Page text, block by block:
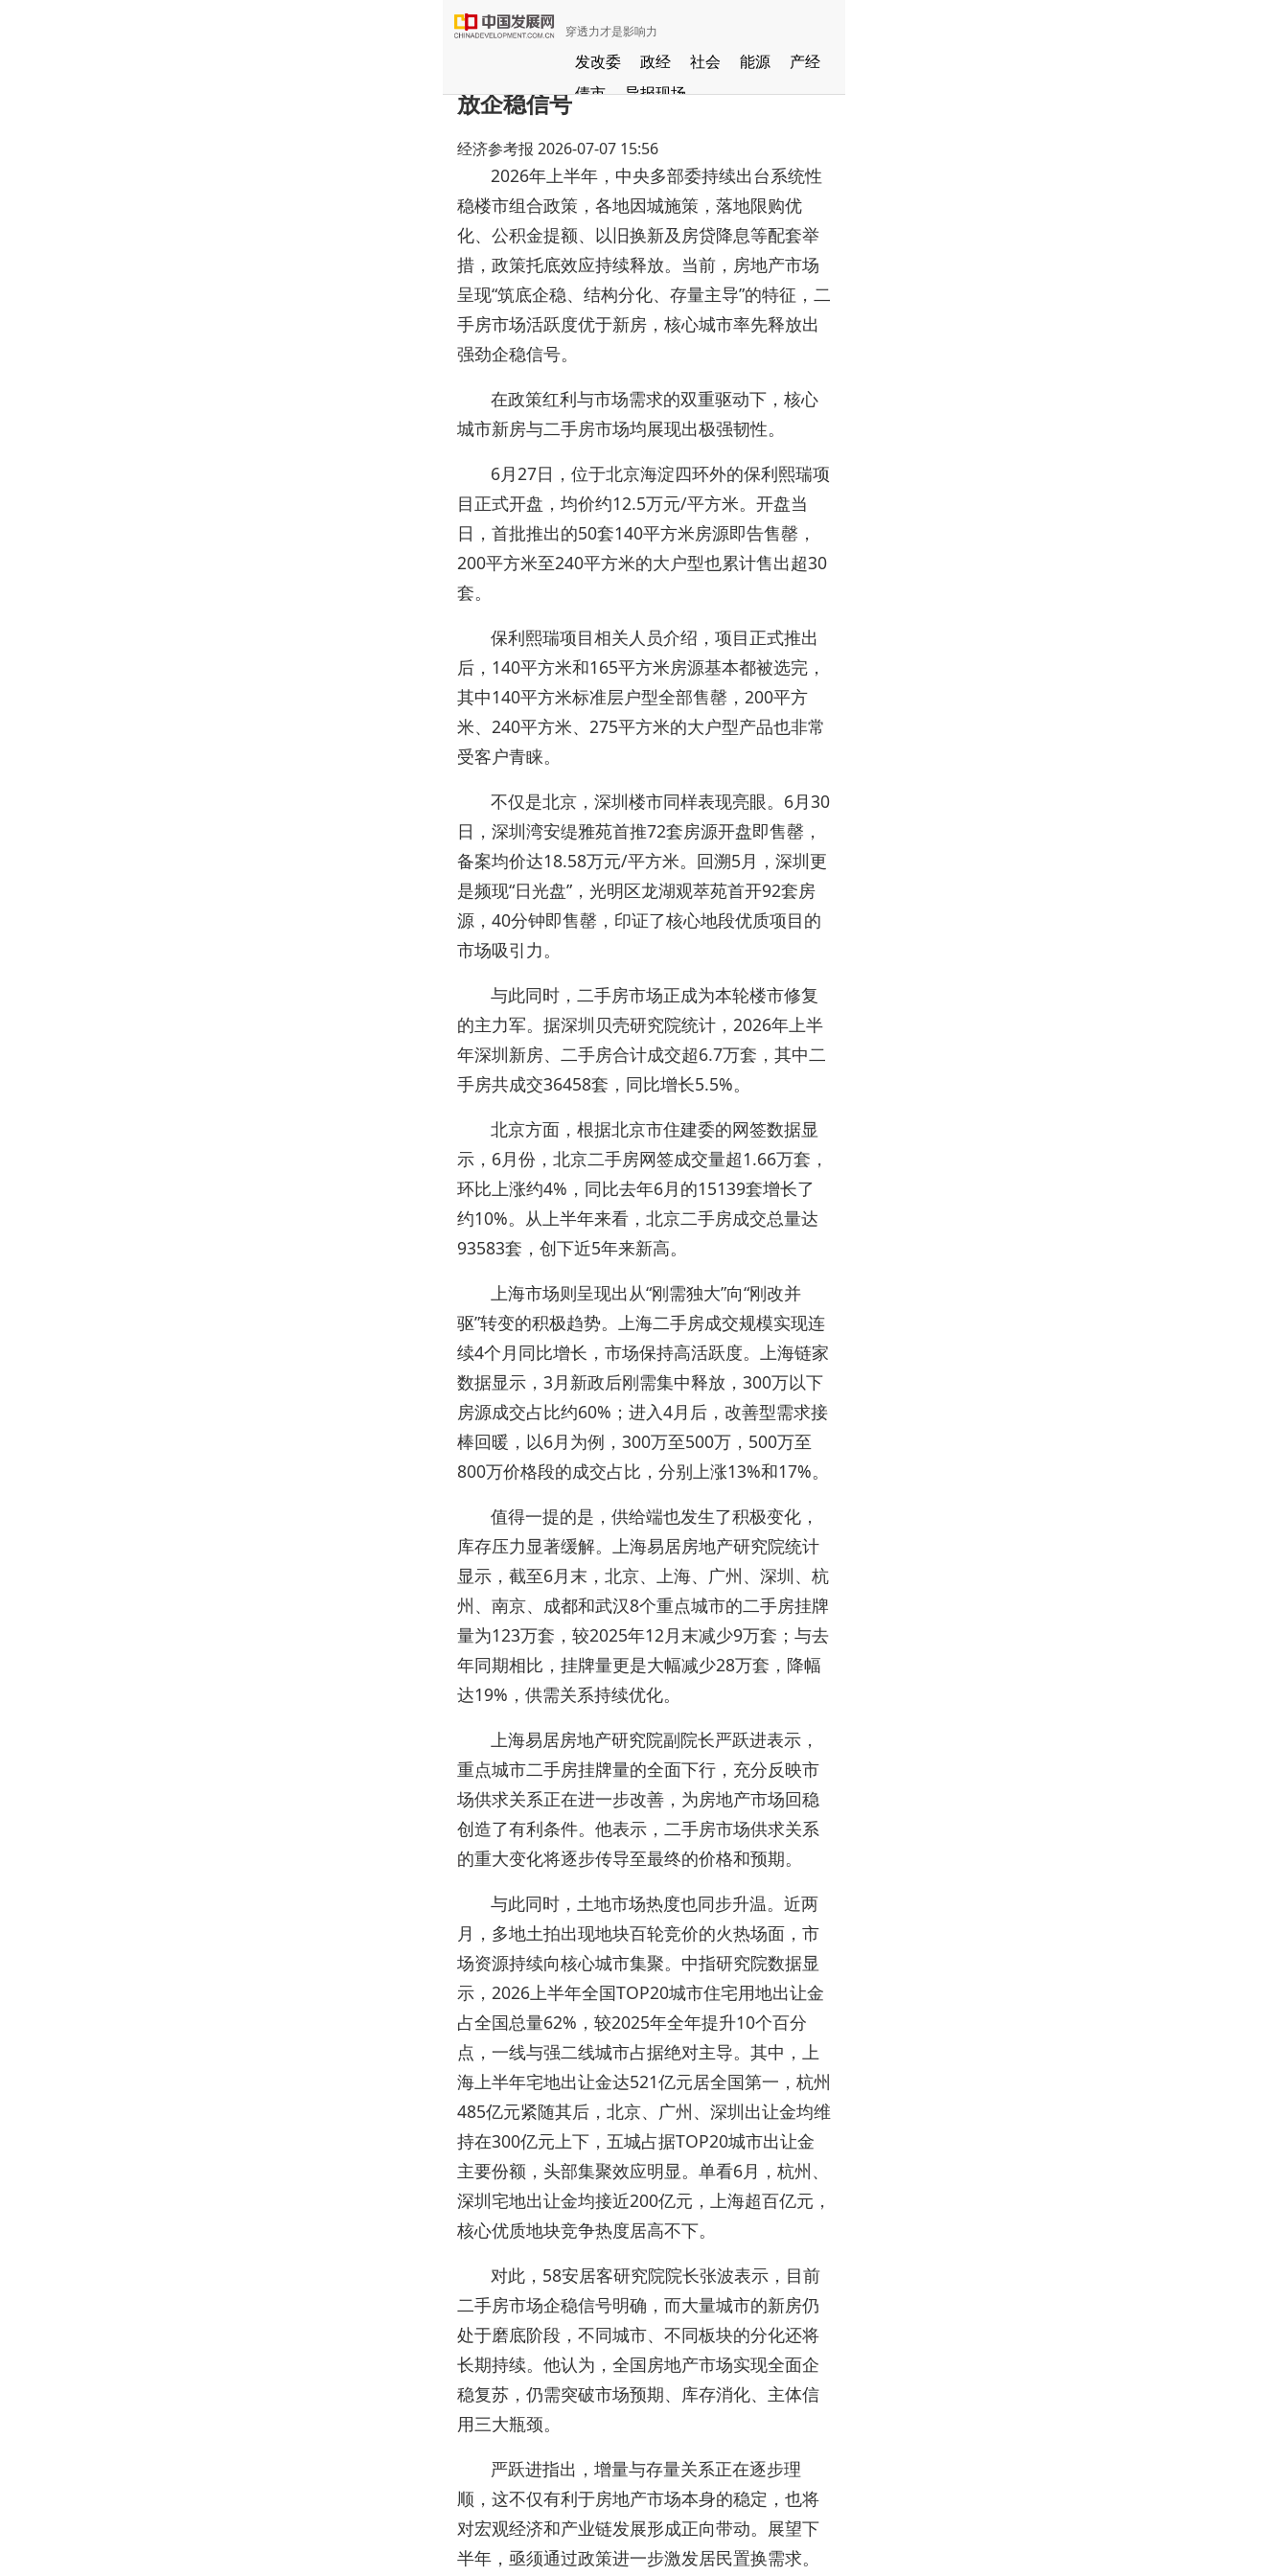
穿透力才是影响力
发改委 政经 社会 能源
产经
债市
导报现场
长江经济带
品牌
发展导航
京津冀协同发展
一带一路
G60
国家援疆
中部崛起
全国闲置资产信息共享平台
粤港澳大湾区
稳楼市政策托底显效 核心城市率先释
放企稳信号
经济参考报 2026-07-07 15:56
2026年上半年，中央多部委持续出台系统性
稳楼市组合政策，各地因城施策，落地限购优
化、公积金提额、以旧换新及房贷降息等配套举
措，政策托底效应持续释放。当前，房地产市场
呈现“筑底企稳、结构分化、存量主导”的特征，二
手房市场活跃度优于新房，核心城市率先释放出
强劲企稳信号。
在政策红利与市场需求的双重驱动下，核心
城市新房与二手房市场均展现出极强韧性。
6月27日，位于北京海淀四环外的保利熙瑞项
目正式开盘，均价约12.5万元/平方米。开盘当
日，首批推出的50套140平方米房源即告售罄，
200平方米至240平方米的大户型也累计售出超30
套。
保利熙瑞项目相关人员介绍，项目正式推出
后，140平方米和165平方米房源基本都被选完，
其中140平方米标准层户型全部售罄，200平方
米、240平方米、275平方米的大户型产品也非常
受客户青睐。
不仅是北京，深圳楼市同样表现亮眼。6月30
日，深圳湾安缇雅苑首推72套房源开盘即售罄，
备案均价达18.58万元/平方米。回溯5月，深圳更
是频现“日光盘”，光明区龙湖观萃苑首开92套房
源，40分钟即售罄，印证了核心地段优质项目的
市场吸引力。
与此同时，二手房市场正成为本轮楼市修复
的主力军。据深圳贝壳研究院统计，2026年上半
年深圳新房、二手房合计成交超6.7万套，其中二
手房共成交36458套，同比增长5.5%。
北京方面，根据北京市住建委的网签数据显
示，6月份，北京二手房网签成交量超1.66万套，
环比上涨约4%，同比去年6月的15139套增长了
约10%。从上半年来看，北京二手房成交总量达
93583套，创下近5年来新高。
上海市场则呈现出从“刚需独大”向“刚改并
驱”转变的积极趋势。上海二手房成交规模实现连
续4个月同比增长，市场保持高活跃度。上海链家
数据显示，3月新政后刚需集中释放，300万以下
房源成交占比约60%；进入4月后，改善型需求接
棒回暖，以6月为例，300万至500万，500万至
800万价格段的成交占比，分别上涨13%和17%。
值得一提的是，供给端也发生了积极变化，
库存压力显著缓解。上海易居房地产研究院统计
显示，截至6月末，北京、上海、广州、深圳、杭
州、南京、成都和武汉8个重点城市的二手房挂牌
量为123万套，较2025年12月末减少9万套；与去
年同期相比，挂牌量更是大幅减少28万套，降幅
达19%，供需关系持续优化。
上海易居房地产研究院副院长严跃进表示，
重点城市二手房挂牌量的全面下行，充分反映市
场供求关系正在进一步改善，为房地产市场回稳
创造了有利条件。他表示，二手房市场供求关系
的重大变化将逐步传导至最终的价格和预期。
与此同时，土地市场热度也同步升温。近两
月，多地土拍出现地块百轮竞价的火热场面，市
场资源持续向核心城市集聚。中指研究院数据显
示，2026上半年全国TOP20城市住宅用地出让金
占全国总量62%，较2025年全年提升10个百分
点，一线与强二线城市占据绝对主导。其中，上
海上半年宅地出让金达521亿元居全国第一，杭州
485亿元紧随其后，北京、广州、深圳出让金均维
持在300亿元上下，五城占据TOP20城市出让金
主要份额，头部集聚效应明显。单看6月，杭州、
深圳宅地出让金均接近200亿元，上海超百亿元，
核心优质地块竞争热度居高不下。
对此，58安居客研究院院长张波表示，目前
二手房市场企稳信号明确，而大量城市的新房仍
处于磨底阶段，不同城市、不同板块的分化还将
长期持续。他认为，全国房地产市场实现全面企
稳复苏，仍需突破市场预期、库存消化、主体信
用三大瓶颈。
严跃进指出，增量与存量关系正在逐步理
顺，这不仅有利于房地产市场本身的稳定，也将
对宏观经济和产业链发展形成正向带动。展望下
半年，亟须通过政策进一步激发居民置换需求。